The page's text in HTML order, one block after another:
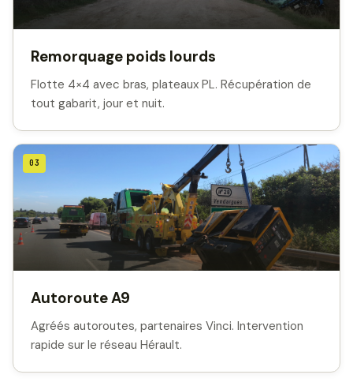
Remorquage poids lourds
Flotte 4×4 avec bras, plateaux PL. Récupération de
tout gabarit, jour et nuit.
03
Autoroute A9
Agréés autoroutes, partenaires Vinci. Intervention
rapide sur le réseau Hérault.